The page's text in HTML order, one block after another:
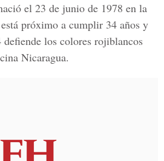
el 23 de junio de 1978 en la
próximo a cumplir 34 años y
defiende los colores rojiblancos
Nicaragua.